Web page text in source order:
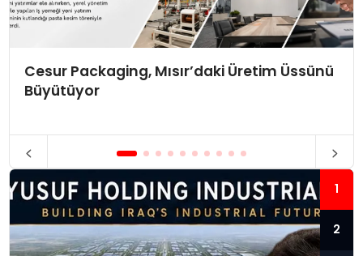
Cesur Packaging, Mısır’daki Üretim Üssünü
Büyütüyor
1
2